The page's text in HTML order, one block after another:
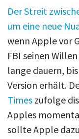
Der Streit
um eine neue
wenn Apple vor
FBI seinen
lange dauern,
Version erhält.
Times zufolge
Apples
sollte Apple